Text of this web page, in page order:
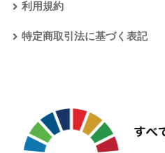
利用規約
特定商取引法に基づく表記